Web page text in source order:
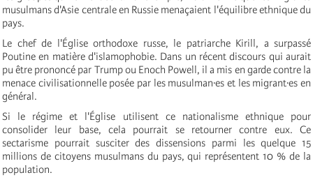
musulmans d'Asie centrale en Russie menaçaient l'équilibre ethnique du
pays.
Le chef de l'Église orthodoxe russe, le patriarche Kirill, a surpassé
Poutine en matière d'islamophobie. Dans un récent discours qui aurait
pu être prononcé par Trump ou Enoch Powell, il a mis en garde contre la
menace civilisationnelle posée par les musulman·es et les migrant·es en
général.
Si le régime et l'Église utilisent ce nationalisme ethnique pour
consolider leur base, cela pourrait se retourner contre eux. Ce
sectarisme pourrait susciter des dissensions parmi les quelque 15
millions de citoyens musulmans du pays, qui représentent 10 % de la
population.